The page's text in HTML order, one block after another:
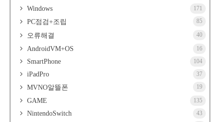
Windows 171
PC점검+조립 85
오류해결 40
AndroidVM+OS 16
SmartPhone 104
iPadPro 37
MVNO알뜰폰 19
GAME 135
NintendoSwitch 43